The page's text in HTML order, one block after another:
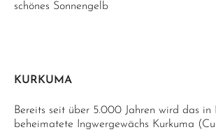
schönes Sonnengelb
KURKUMA
Bereits seit über 5.000 Jahren wird das in
beheimatete Ingwergewächs Kurkuma